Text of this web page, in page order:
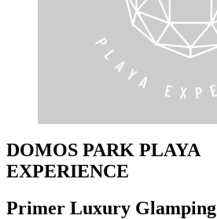
DOMOS PARK PLAYA
EXPERIENCE
Primer Luxury Glamping